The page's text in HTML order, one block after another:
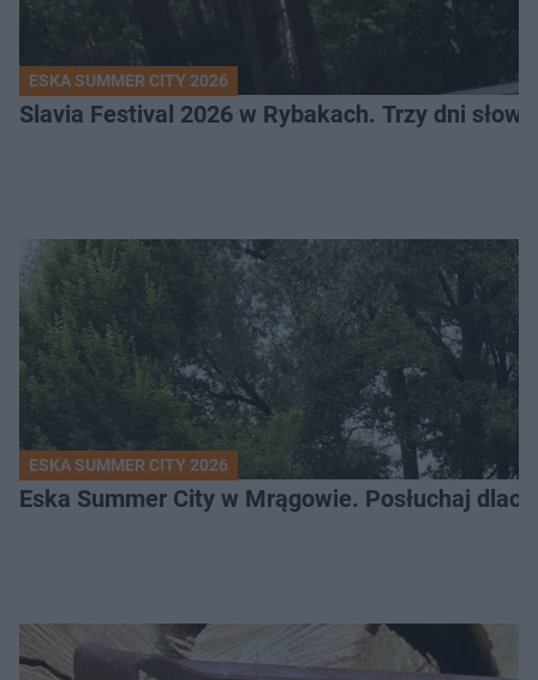
ESKA SUMMER CITY 2026
Slavia Festival 2026 w Rybakach. Trzy dni
ESKA SUMMER CITY 2026
Eska Summer City w Mrągowie. Posłuchaj